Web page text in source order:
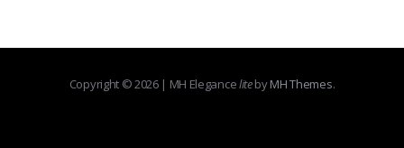
Copyright © 2026 | MH ElegancelitebyMH Themes.